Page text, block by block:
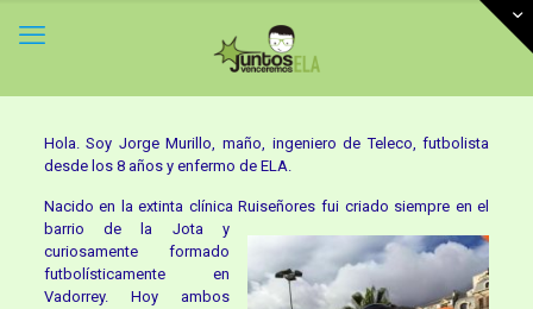
Hola. Soy Jorge Murillo, maño, ingeniero de Teleco, futbolista
desde los 8 años y enfermo de ELA.
Nacido en la extinta clínica Ruiseñores fui criado siempre en el
barrio de la Jota y
curiosamente formado
futbolísticamente en
Vadorrey. Hoy ambos